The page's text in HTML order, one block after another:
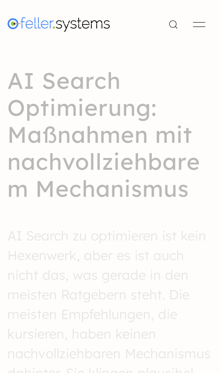
AI Search
Optimierung:
Maßnahmen mit
nachvollziehbare
m Mechanismus
AI Search zu optimieren ist kein
Hexenwerk, aber es ist auch
nicht das, was gerade in den
meisten Ratgebern steht. Die
meisten Empfehlungen, die
kursieren, haben keinen
nachvollziehbaren Mechanismus